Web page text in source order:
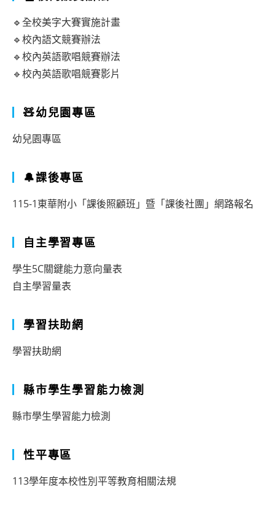
🔹全校美字大賽實施計畫
🔹校內語文競賽辦法
🔹校內英語歌唱競賽辦法
🔹校內英語歌唱競賽影片
🧸幼兒園專區
幼兒園專區
🔔課後專區
115-1東華附小「課後照顧班」暨「課後社團」網路報名
自主學習專區
學生5C關鍵能力意向量表
自主學習量表
學習扶助網
學習扶助網
縣市學生學習能力檢測
縣市學生學習能力檢測
性平專區
113學年度本校性別平等教育相關法規